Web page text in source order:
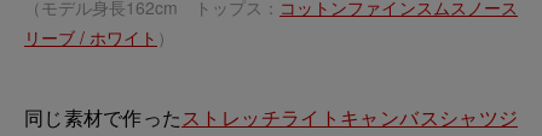
（モデル身長162cm トップス： コットンファインスムスノース
リーブ / ホワイト ）
同じ素材で作ったストレッチライトキャンバスシャツジ